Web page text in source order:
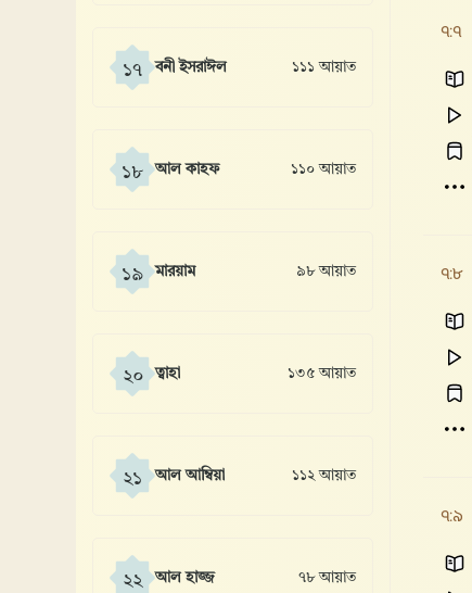
১৭ বনী ইসরাঈল ১১১ আয়াত
১৮ আল কাহফ ১১০ আয়াত
১৯ মারয়াম ৯৮ আয়াত
২০ ত্বাহা ১৩৫ আয়াত
২১ আল আম্বিয়া ১১২ আয়াত
২২ আল হাজ্জ ৭৮ আয়াত
৭:৭
৭:৮
৭:৯